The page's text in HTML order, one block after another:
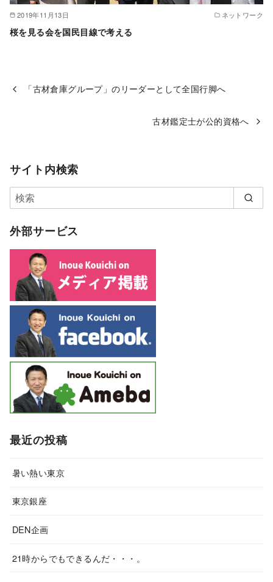
2019年11月13日 ネットワーク
桜を見る会を国民目線で考える
「古材倉庫グループ」のリーダーとして全国行脚へ
古材鑑定士が公的資格へ
サイト内検索
外部サービス
最近の投稿
暑い熱い東京
東京銀座
DEN企画
21時からでもできるんだ・・・。